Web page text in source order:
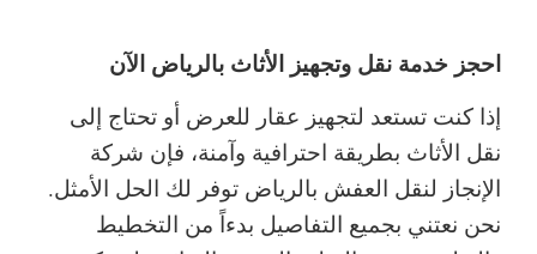
احجز خدمة نقل وتجهيز الأثاث بالرياض الآن
إذا كنت تستعد لتجهيز عقار للعرض أو تحتاج إلى
نقل الأثاث بطريقة احترافية وآمنة، فإن شركة
الإنجاز لنقل العفش بالرياض توفر لك الحل الأمثل.
نحن نعتني بجميع التفاصيل بدءاً من التخطيط